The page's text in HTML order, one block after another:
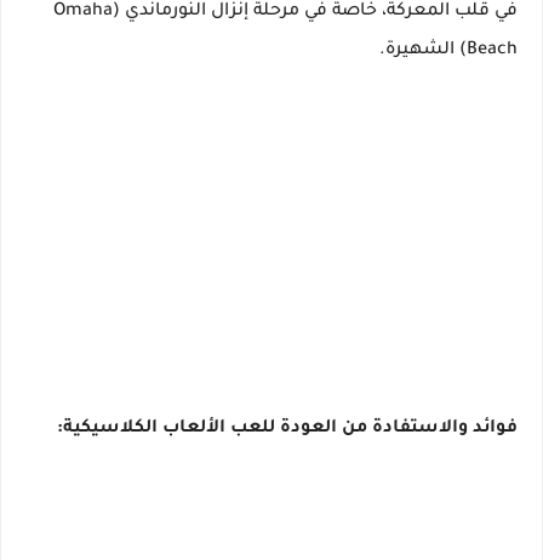
في قلب المعركة، خاصة في مرحلة إنزال النورماندي (Omaha
Beach) الشهيرة.
فوائد والاستفادة من العودة للعب الألعاب الكلاسيكية: